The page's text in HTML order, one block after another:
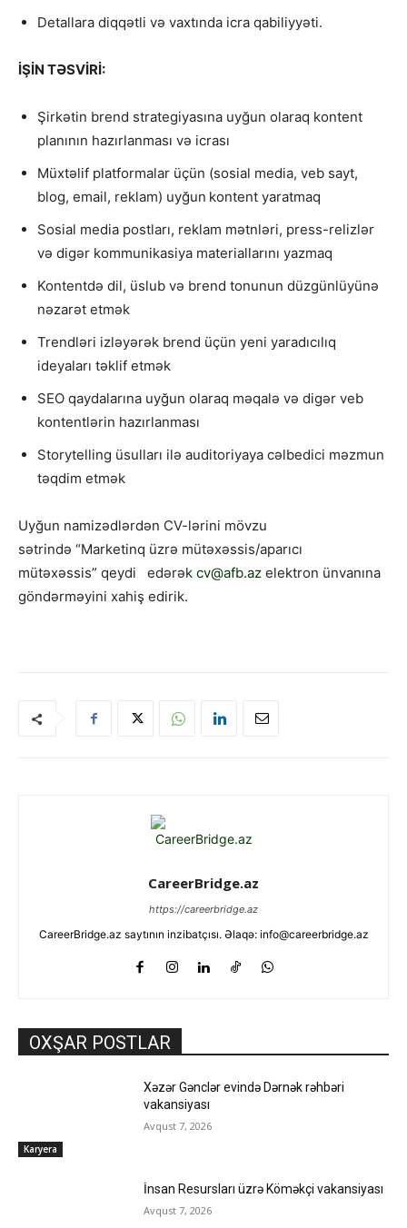
Detallara diqqətli və vaxtında icra qabiliyyəti.
İŞİN TƏSVİRİ:
Şirkətin brend strategiyasına uyğun olaraq kontent
planının hazırlanması və icrası
Müxtəlif platformalar üçün (sosial media, veb sayt,
blog, email, reklam) uyğun kontent yaratmaq
Sosial media postları, reklam mətnləri, press-relizlər
və digər kommunikasiya materiallarını yazmaq
Kontentdə dil, üslub və brend tonunun düzgünlüyünə
nəzarət etmək
Trendləri izləyərək brend üçün yeni yaradıcılıq
ideyaları təklif etmək
SEO qaydalarına uyğun olaraq məqalə və digər veb
kontentlərin hazırlanması
Storytelling üsulları ilə auditoriyaya cəlbedici məzmun
təqdim etmək
Uyğun namizədlərdən CV-lərini mövzu
sətrində “Marketinq üzrə mütəxəssis/aparıcı
mütəxəssis” qeydi edərək cv@afb.az elektron ünvanına
göndərməyini xahiş edirik.
CareerBridge.az
https://careerbridge.az
CareerBridge.az saytının inzibatçısı. Əlaqə: info@careerbridge.az
OXŞAR POSTLAR
Karyera
Xəzər Gənclər evində Dərnək rəhbəri
vakansiyası
Avqust 7, 2026
İnsan Resursları üzrə Köməkçi vakansiyası
Avqust 7, 2026